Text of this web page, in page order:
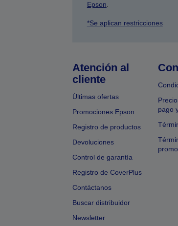
Epson
*Se aplican restricciones
Atención al
cliente
Últimas ofertas
Promociones Epson
Registro de productos
Devoluciones
Control de garantía
Registro de CoverPlus
Contáctanos
Buscar distribuidor
Newsletter
pago